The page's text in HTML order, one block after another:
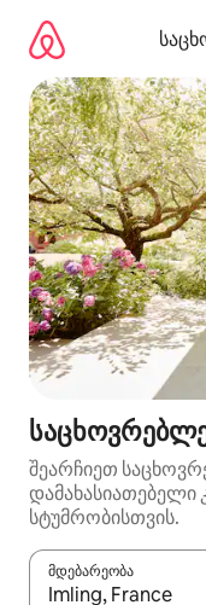
გადასვლა
შეარჩიეთ
სტუმრობისთვის.
მდებარეობა
როცა შედეგები